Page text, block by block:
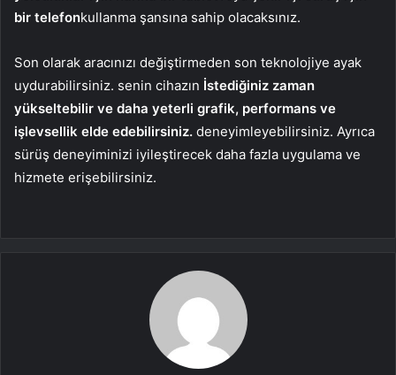
bir telefonkullanma şansına sahip olacaksınız.
Son olarak aracınızı değiştirmeden son teknolojiye ayak
uydurabilirsiniz. senin cihazın İstediğiniz zaman
yükseltebilir ve daha yeterli grafik, performans ve
işlevsellik elde edebilirsiniz. deneyimleyebilirsiniz. Ayrıca
sürüş deneyiminizi iyileştirecek daha fazla uygulama ve
hizmete erişebilirsiniz.